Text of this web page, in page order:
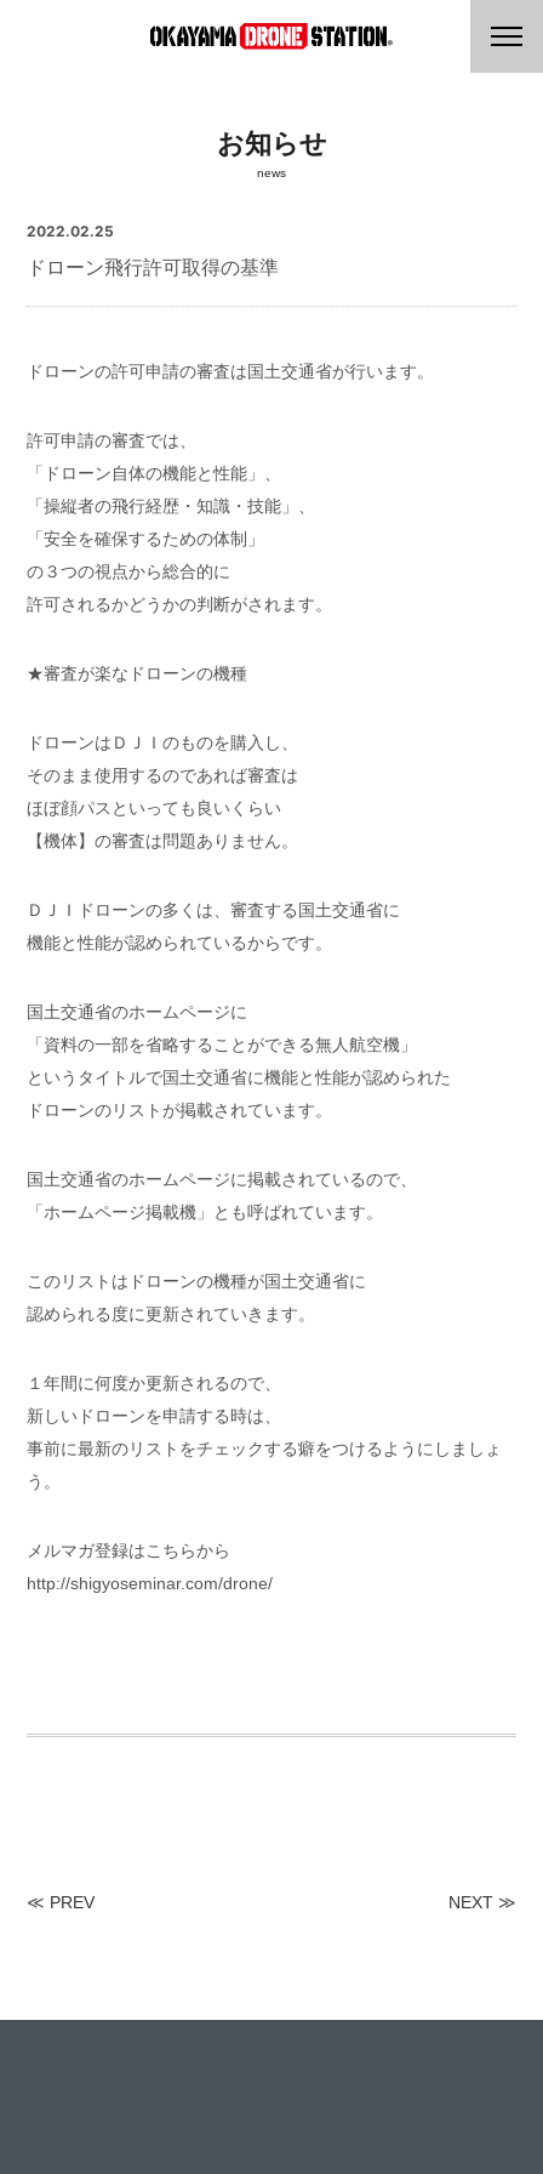
お知らせ
news
2022.02.25
ドローン飛行許可取得の基準
ドローンの許可申請の審査は国土交通省が行います。
許可申請の審査では、
「ドローン自体の機能と性能」、
「操縦者の飛行経歴・知識・技能」、
「安全を確保するための体制」
の３つの視点から総合的に
許可されるかどうかの判断がされます。
★審査が楽なドローンの機種
ドローンはＤＪＩのものを購入し、
そのまま使用するのであれば審査は
ほぼ顔パスといっても良いくらい
【機体】の審査は問題ありません。
ＤＪＩドローンの多くは、審査する国土交通省に
機能と性能が認められているからです。
国土交通省のホームページに
「資料の一部を省略することができる無人航空機」
というタイトルで国土交通省に機能と性能が認められた
ドローンのリストが掲載されています。
国土交通省のホームページに掲載されているので、
「ホームページ掲載機」とも呼ばれています。
このリストはドローンの機種が国土交通省に
認められる度に更新されていきます。
１年間に何度か更新されるので、
新しいドローンを申請する時は、
事前に最新のリストをチェックする癖をつけるようにしましょ
う。
メルマガ登録はこちらから
http://shigyoseminar.com/drone/
≪ PREV NEXT≫